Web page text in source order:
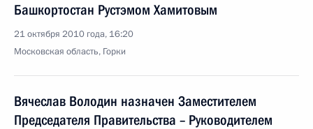
Башкортостан Рустэмом Хамитовым
21 октября 2010 года, 16:20
Московская область, Горки
Вячеслав Володин назначен Заместителем
Председателя Правительства – Руководителем